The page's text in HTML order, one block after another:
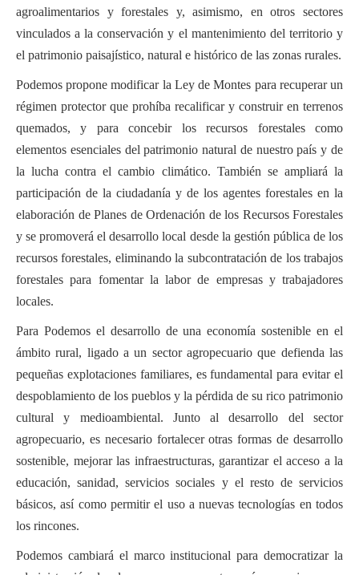
agroalimentarios y forestales y, asimismo, en otros sectores
vinculados a la conservación y el mantenimiento del territorio y
el patrimonio paisajístico, natural e histórico de las zonas rurales.
Podemos propone modificar la Ley de Montes para recuperar un
régimen protector que prohíba recalificar y construir en terrenos
quemados, y para concebir los recursos forestales como
elementos esenciales del patrimonio natural de nuestro país y de
la lucha contra el cambio climático. También se ampliará la
participación de la ciudadanía y de los agentes forestales en la
elaboración de Planes de Ordenación de los Recursos Forestales
y se promoverá el desarrollo local desde la gestión pública de los
recursos forestales, eliminando la subcontratación de los trabajos
forestales para fomentar la labor de empresas y trabajadores
locales.
Para Podemos el desarrollo de una economía sostenible en el
ámbito rural, ligado a un sector agropecuario que defienda las
pequeñas explotaciones familiares, es fundamental para evitar el
despoblamiento de los pueblos y la pérdida de su rico patrimonio
cultural y medioambiental. Junto al desarrollo del sector
agropecuario, es necesario fortalecer otras formas de desarrollo
sostenible, mejorar las infraestructuras, garantizar el acceso a la
educación, sanidad, servicios sociales y el resto de servicios
básicos, así como permitir el uso a nuevas tecnologías en todos
los rincones.
Podemos cambiará el marco institucional para democratizar la